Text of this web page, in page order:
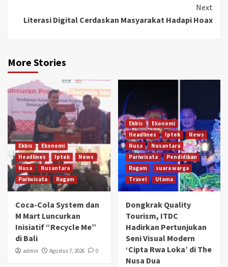
Next
Literasi Digital Cerdaskan Masyarakat Hadapi Hoax
More Stories
Ekbis
Ekonomi
Headlines
Iptek
News
Nusa
Nusantara
Pariwisata
Ragam
Coca-Cola System dan
M Mart Luncurkan
Inisiatif “Recycle Me”
di Bali
admin Agustus 7, 2026 0
Ekbis
Ekonomi
Headlines
Iptek
News
Nusa
Nusantara
Pariwisata
Pendidikan
Ragam
suara warga
Travel
Utama
Dongkrak Quality
Tourism, ITDC
Hadirkan Pertunjukan
Seni Visual Modern
‘Cipta Rwa Loka’ di The
Nusa Dua